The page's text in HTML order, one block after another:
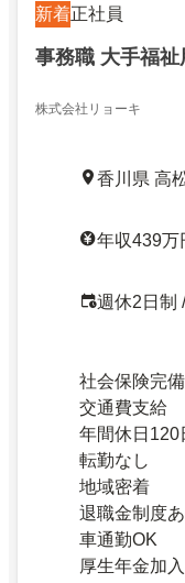
新着正社員
事務職 大手福
株式会社リョーキ
香川県 高
年収439万
週休2日制
社会保険完備
交通費支給
年間休日120
転勤なし
地域密着
退職金制度あ
車通勤OK
厚生年金加入